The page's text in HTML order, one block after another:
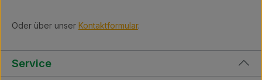
Oder über unser Kontaktformular.
Service